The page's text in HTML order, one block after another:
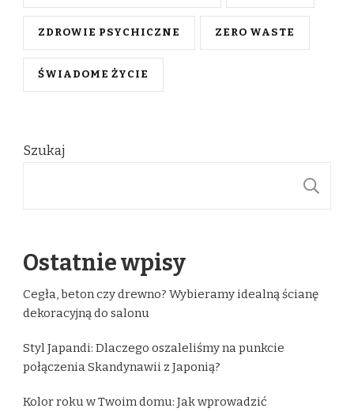
ZDROWIE PSYCHICZNE ZERO WASTE
ŚWIADOME ŻYCIE
Szukaj
Ostatnie wpisy
Cegła, beton czy drewno? Wybieramy idealną ścianę
dekoracyjną do salonu
Styl Japandi: Dlaczego oszaleliśmy na punkcie
połączenia Skandynawii z Japonią?
Kolor roku w Twoim domu: Jak wprowadzić